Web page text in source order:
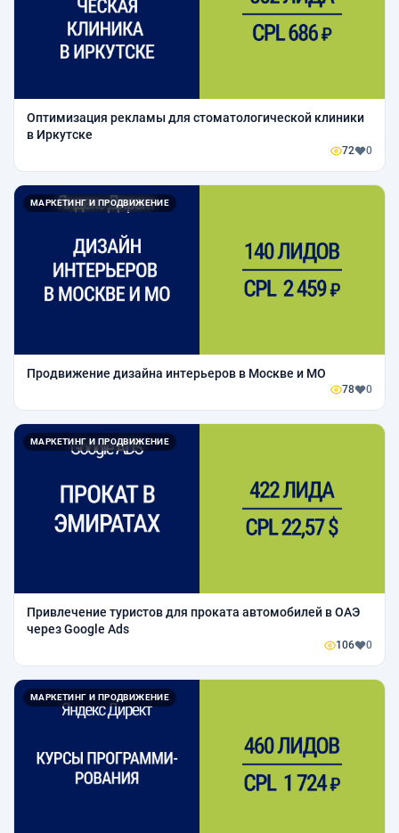
Оптимизация рекламы для стоматологической клиники
в Иркутске
72 0
МАРКЕТИНГ И ПРОДВИЖЕНИЕ
Продвижение дизайна интерьеров в Москве и МО
78 0
МАРКЕТИНГ И ПРОДВИЖЕНИЕ
Привлечение туристов для проката автомобилей в ОАЭ
через Google Ads
106 0
МАРКЕТИНГ И ПРОДВИЖЕНИЕ